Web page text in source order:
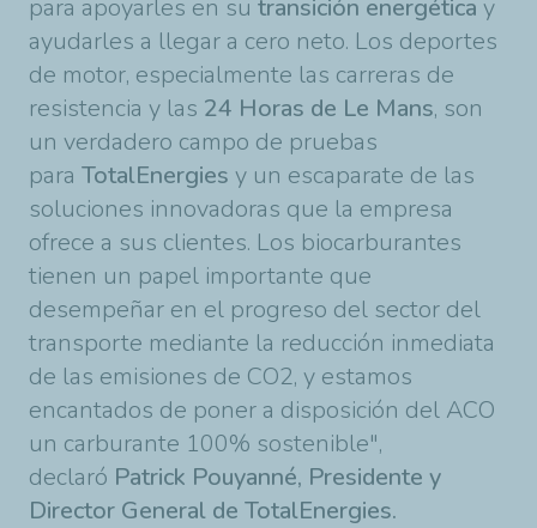
para apoyarles en su transición energética y
ayudarles a llegar a cero neto. Los deportes
de motor, especialmente las carreras de
resistencia y las 24 Horas de Le Mans, son
un verdadero campo de pruebas
para TotalEnergies y un escaparate de las
soluciones innovadoras que la empresa
ofrece a sus clientes. Los biocarburantes
tienen un papel importante que
desempeñar en el progreso del sector del
transporte mediante la reducción inmediata
de las emisiones de CO2, y estamos
encantados de poner a disposición del ACO
un carburante 100% sostenible",
declaró Patrick Pouyanné, Presidente y
Director General de TotalEnergies.